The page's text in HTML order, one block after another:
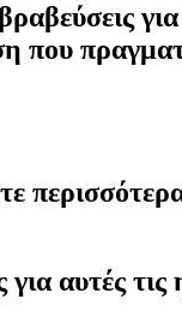
που
για αυτές